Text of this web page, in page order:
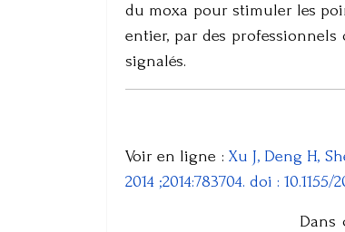
du moxa pour stimuler les
entier, par des
signalés.
Voir en ligne : Xu J, Deng H,
2014 ;2014:783704. doi :
Dans